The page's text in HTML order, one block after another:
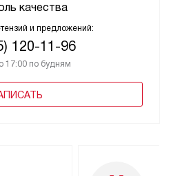
качества
и предложений:
120-11-96
17:00 по будням